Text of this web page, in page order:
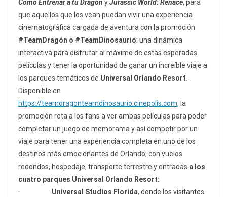
Cómo Entrenar a tu Dragón yJurassic World: Renace, para
que aquellos que los vean puedan vivir una experiencia
cinematográfica cargada de aventura con la promoción
#TeamDragón o #TeamDinosaurio: una dinámica
interactiva para disfrutar al máximo de estas esperadas
películas y tener la oportunidad de ganar un increíble viaje a
los parques temáticos de Universal Orlando Resort
Disponible en
https://teamdragonteamdinosaurio.cinepolis.com, la
promoción reta a los fans a ver ambas películas para poder
completar un juego de memorama y así competir por un
viaje para tener una experiencia completa en uno de los
destinos más emocionantes de Orlando; con vuelos
redondos, hospedaje, transporte terrestre y entradas a los
cuatro parques Universal Orlando Resort:
· Universal Studios Florida, donde los visitantes